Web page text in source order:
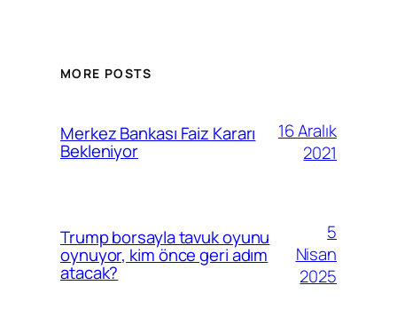
MORE POSTS
Merkez Bankası Faiz Kararı
Bekleniyor
16 Aralık
2021
Trump borsayla tavuk oyunu
oynuyor, kim önce geri adım
atacak?
5
Nisan
2025